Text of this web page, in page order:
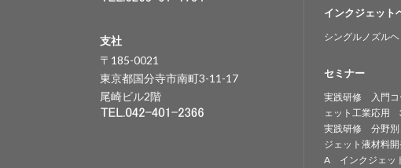
支社
〒185-0021
東京都国分寺市南町3-11-17
尾崎ビル2階
インクジェット
シングルノズルヘ
セミナー
実践研修 入門
ェット工業応用
実践研修 分野
ジェット液材料
A インクジェッ